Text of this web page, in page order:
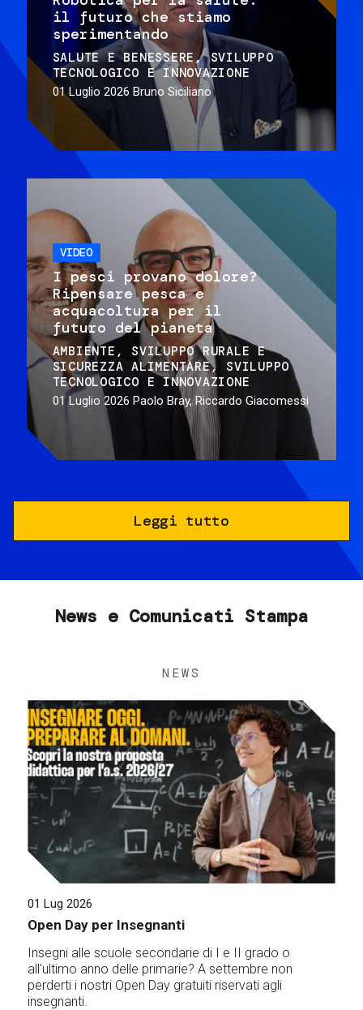
il futuro che stiamo
sperimentando
SALUTE E BENESSERE
SVILUPPO
TECNOLOGICO E INNOVAZIONE
01 Luglio 2026 Bruno Siciliano
VIDEO
I pesci provano dolore?
Ripensare pesca e
acquacoltura per il
futuro del pianeta
AMBIENTE
SVILUPPO RURALE E
SICUREZZA ALIMENTARE
SVILUPPO
TECNOLOGICO E INNOVAZIONE
01 Luglio 2026 Paolo Bray, Riccardo Giacomessi
Leggi tutto
News e Comunicati Stampa
NEWS
01 Lug 2026
Open Day per Insegnanti
Insegni alle scuole secondarie di I e II grado o
all'ultimo anno delle primarie? A settembre non
perderti i nostri Open Day gratuiti riservati agli
insegnanti.